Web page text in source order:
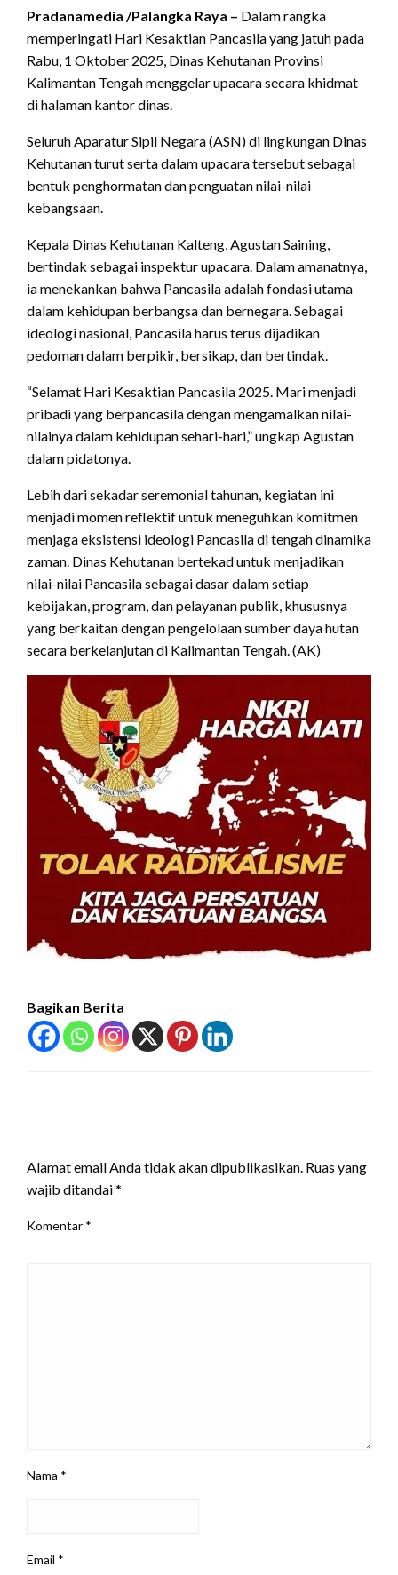
Pradanamedia /Palangka Raya – Dalam rangka
memperingati Hari Kesaktian Pancasila yang jatuh pada
Rabu, 1 Oktober 2025, Dinas Kehutanan Provinsi
Kalimantan Tengah menggelar upacara secara khidmat
di halaman kantor dinas.
Seluruh Aparatur Sipil Negara (ASN) di lingkungan Dinas
Kehutanan turut serta dalam upacara tersebut sebagai
bentuk penghormatan dan penguatan nilai-nilai
kebangsaan.
Kepala Dinas Kehutanan Kalteng, Agustan Saining,
bertindak sebagai inspektur upacara. Dalam amanatnya,
ia menekankan bahwa Pancasila adalah fondasi utama
dalam kehidupan berbangsa dan bernegara. Sebagai
ideologi nasional, Pancasila harus terus dijadikan
pedoman dalam berpikir, bersikap, dan bertindak.
“Selamat Hari Kesaktian Pancasila 2025. Mari menjadi
pribadi yang berpancasila dengan mengamalkan nilai-
nilainya dalam kehidupan sehari-hari,” ungkap Agustan
dalam pidatonya.
Lebih dari sekadar seremonial tahunan, kegiatan ini
menjadi momen reflektif untuk meneguhkan komitmen
menjaga eksistensi ideologi Pancasila di tengah dinamika
zaman. Dinas Kehutanan bertekad untuk menjadikan
nilai-nilai Pancasila sebagai dasar dalam setiap
kebijakan, program, dan pelayanan publik, khususnya
yang berkaitan dengan pengelolaan sumber daya hutan
secara berkelanjutan di Kalimantan Tengah. (AK)
Bagikan Berita
Alamat email Anda tidak akan dipublikasikan. Ruas yang
wajib ditandai*
Komentar *
Nama *
Email *